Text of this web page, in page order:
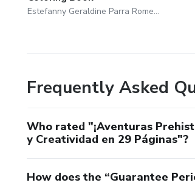
Estefanny Geraldine Parra Romero
Frequently Asked
Who rated "¡Aventuras
y Creatividad en 29 Páginas"?
How does the “Guarantee